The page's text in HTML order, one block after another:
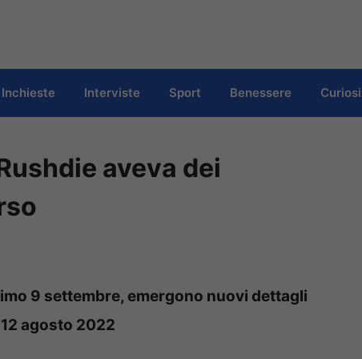
Inchieste Interviste Sport Benessere
aveva dei
9 settembre, emergono nuovi dettagli
agosto 2022